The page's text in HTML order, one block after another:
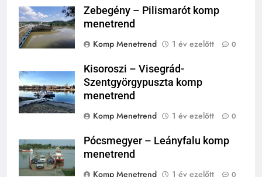
Zebegény – Pilismarót komp
menetrend
Komp Menetrend
1 év ezelőtt 0
Kisoroszi – Visegrád-
Szentgyörgypuszta komp
menetrend
Komp Menetrend
1 év ezelőtt 0
Pócsmegyer – Leányfalu komp
menetrend
Komp Menetrend
1 év ezelőtt 0